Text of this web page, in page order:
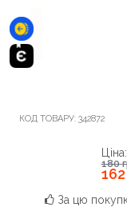
КОД ТОВАРУ: 342872
Ціна:
180
162
За цю